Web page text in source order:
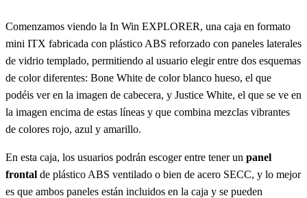
Comenzamos viendo la In Win EXPLORER, una caja en formato
mini ITX fabricada con plástico ABS reforzado con paneles laterales
de vidrio templado, permitiendo al usuario elegir entre dos esquemas
de color diferentes: Bone White de color blanco hueso, el que
podéis ver en la imagen de cabecera, y Justice White, el que se ve en
la imagen encima de estas líneas y que combina mezclas vibrantes
de colores rojo, azul y amarillo.
En esta caja, los usuarios podrán escoger entre tener un panel
frontal de plástico ABS ventilado o bien de acero SECC, y lo mejor
es que ambos paneles están incluidos en la caja y se pueden